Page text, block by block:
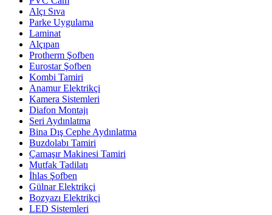
Alçı Sıva
Parke Uygulama
Laminat
Alçıpan
Protherm Şofben
Eurostar Şofben
Kombi Tamiri
Anamur Elektrikçi
Kamera Sistemleri
Diafon Montajı
Seri Aydınlatma
Bina Dış Cephe Aydınlatma
Buzdolabı Tamiri
Çamaşır Makinesi Tamiri
Mutfak Tadilatı
İhlas Şofben
Gülnar Elektrikçi
Bozyazı Elektrikçi
LED Sistemleri